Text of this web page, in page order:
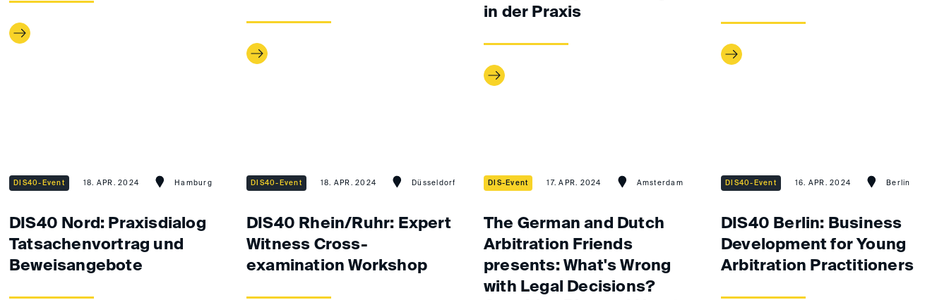
in der Praxis
DIS40-Event 18. APR. 2024 Hamburg
DIS40 Nord: Praxisdialog
Tatsachenvortrag und
Beweisangebote
DIS40-Event 18. APR. 2024 Düsseldorf
DIS40 Rhein/Ruhr: Expert
Witness Cross-
examination Workshop
DIS-Event 17. APR. 2024 Amsterdam
The German and Dutch
Arbitration Friends
presents: What's Wrong
with Legal Decisions?
DIS40-Event 16. APR. 2024 Berlin
DIS40 Berlin: Business
Development for Young
Arbitration Practitioners